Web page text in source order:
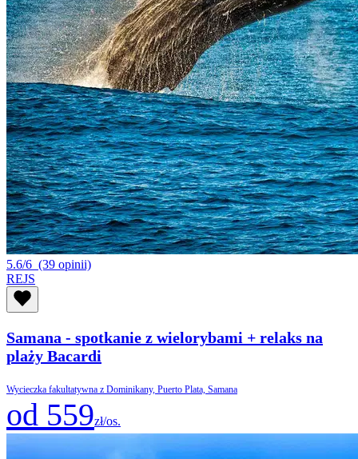
5.6/6 (39 opinii)
REJS
Samana - spotkanie z wielorybami + relaks na
plaży Bacardi
Wycieczka fakultatywna z Dominikany, Puerto Plata, Samana
od 559zł/os.